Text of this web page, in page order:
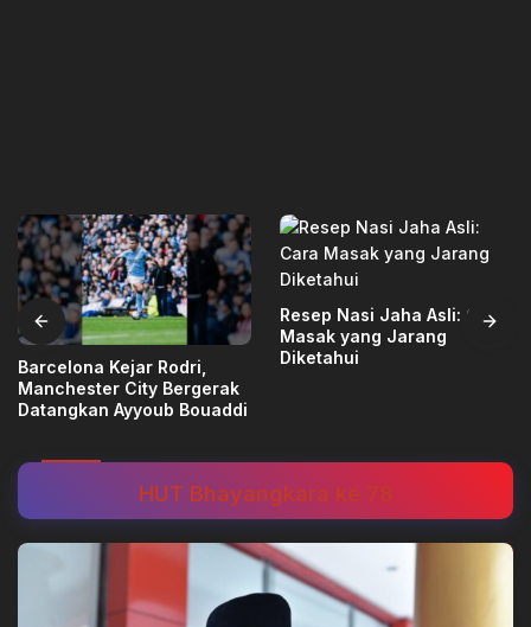
Barcelona Kejar Rodri,
Manchester City Bergerak
Datangkan Ayyoub Bouaddi
Resep Nasi Jaha Asli: Cara
Masak yang Jarang
Diketahui
HUT Bhayangkara ke 78